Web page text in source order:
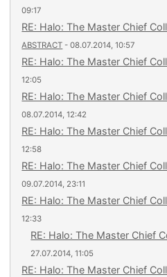
09:17
RE: Halo: The Master Chief
ABSTRACT - 08.07.2014, 10:57
RE: Halo: The Master Chief
12:05
RE: Halo: The Master Chief
08.07.2014, 12:42
RE: Halo: The Master Chief
12:58
RE: Halo: The Master Chief
09.07.2014, 23:11
RE: Halo: The Master Chief
12:33
RE: Halo: The Master Chief
27.07.2014, 11:05
RE: Halo: The Master Chief